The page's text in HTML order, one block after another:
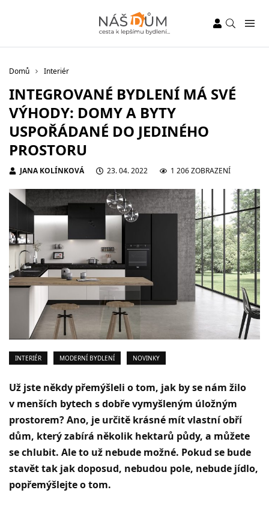
Domů Interiér
INTEGROVANÉ BYDLENÍ MÁ SVÉ
VÝHODY: DOMY A BYTY
USPOŘÁDANÉ DO JEDINÉHO
PROSTORU
JANA KOLÍNKOVÁ 23. 04. 2022 1 206 ZOBRAZENÍ
INTERIÉR MODERNÍ BYDLENÍ NOVINKY
Už jste někdy přemýšleli o tom, jak by se nám žilo
v menších bytech s dobře vymyšleným úložným
prostorem? Ano, je určitě krásné mít vlastní obří
dům, který zabírá několik hektarů půdy, a můžete
se chlubit. Ale to už nebude možné. Pokud se bude
stavět tak jak doposud, nebudou pole, nebude jídlo,
popřemýšlejte o tom.